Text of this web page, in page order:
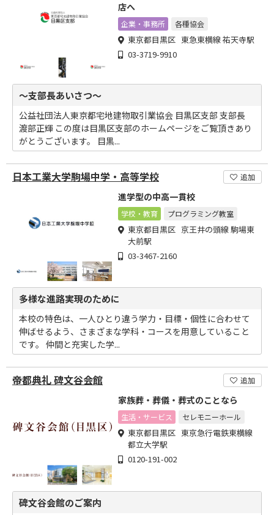
店へ
企業・事務所 各種協会
東京都目黒区 東急東横線 祐天寺駅
03-3719-9910
～支部長あいさつ～
公益社団法人東京都宅地建物取引業協会 目黒区支部 支部長
渡部正輝 この度は目黒区支部のホームページをご覧頂きあり
がとうございます。 目黒...
日本工業大学駒場中学・高等学校 追加
進学型の中高一貫校
学校・教育 プログラミング教室
東京都目黒区 京王井の頭線 駒場東
大前駅
03-3467-2160
多様な進路実現のために
本校の特色は、一人ひとり違う学力・目標・個性に合わせて
伸ばせるよう、さまざまな学科・コースを用意していること
です。 仲間と充実した学...
帝都典礼 碑文谷会館 追加
家族葬・葬儀・葬式のことなら
生活・サービス セレモニーホール
東京都目黒区 東京急行電鉄東横線
都立大学駅
0120-191-002
碑文谷会館のご案内